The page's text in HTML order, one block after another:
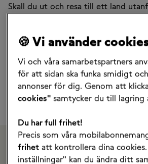
Skall du ut och resa till ett land
tillkommer det alltid avgifter när du
Nedan kan du se vad det kostar i
Surfpaket
Samma pris till mobil
Vad kostar
🍪 Vi använder
Vi och våra samarbetspartners
för att sidan ska funka smidigt
annonser för dig. Genom att
cookies" samtycker du till lagring
Du har full frihet!
Precis som våra
frihet att kontrollera dina
inställningar" kan du ändra ditt